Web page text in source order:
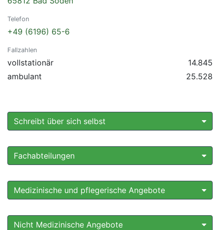
Telefon
+49 (6196) 65-6
Fallzahlen
vollstationär
14.845
ambulant
25.528
Schreibt über sich selbst
Fachabteilungen
Medizinische und pflegerische Angebote
Nicht Medizinische Angebote